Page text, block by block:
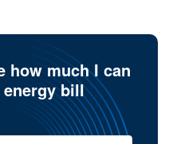
how much I can
bill